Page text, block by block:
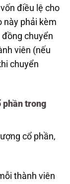
điều lệ cho
này phải kèm
chuyển
viên (nếu
chuyển
phần trong
cổ phần,
thành viên